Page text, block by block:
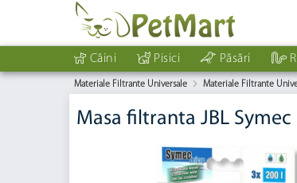
Câini Pisici Păsări
Materiale Filtrante Universale Materiale Filtrante
Masa filtranta JBL